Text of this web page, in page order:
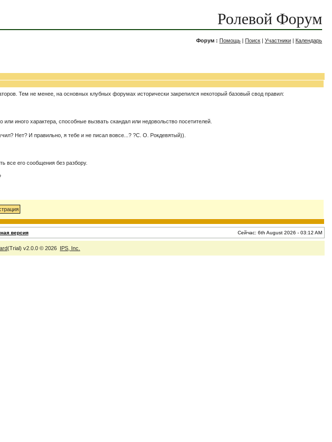
Ролевой Форум
Форум : Помощь | Поиск | Участники | Календарь
Тем не менее, на основных клубных форумах исторически закрепился некоторый базовый свод правил:
иного характера, способные вызвать скандал или недовольство посетителей.
Нет? И правильно, я тебе и не писал вовсе...? ?С. О. Рокдевятый)).
все его сообщения без разбору.
версия Сейчас: 6th August 2026 - 03:12 AM
(Trial) v2.0.0 © 2026 IPS, Inc.